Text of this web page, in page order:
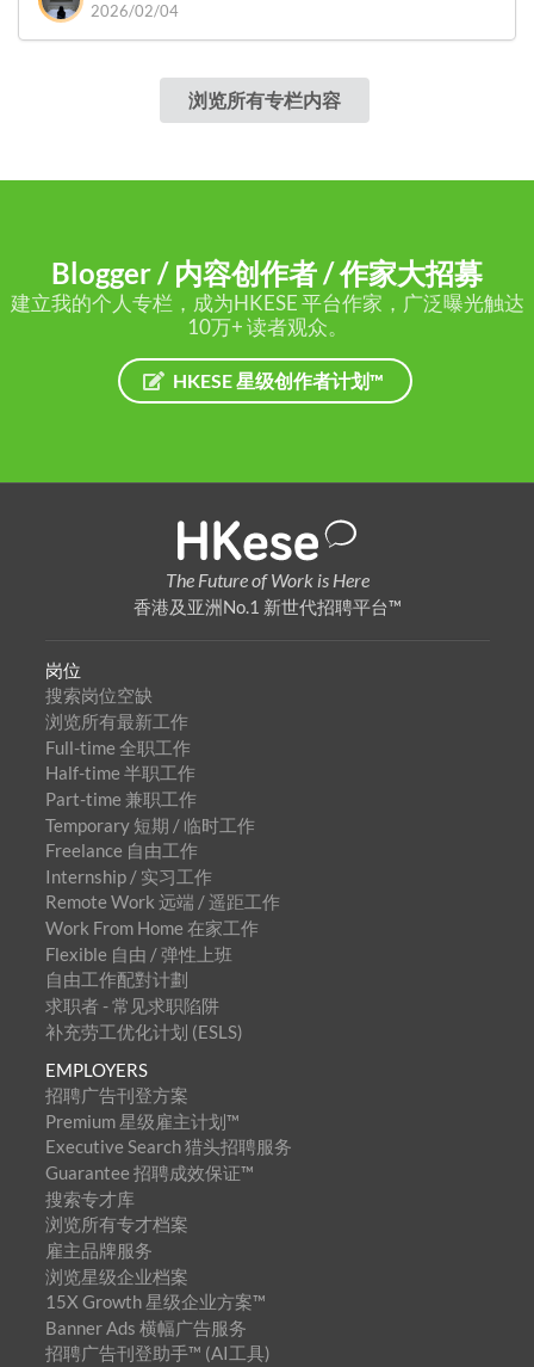
2026/02/04
浏览所有专栏内容
Blogger / 内容创作者 / 作家大招募
建立我的个人专栏，成为HKESE 平台作家，广泛曝光触达
10万+ 读者观众。
HKESE 星级创作者计划™
The Future of Work is Here
香港及亚洲No.1 新世代招聘平台™
岗位
搜索岗位空缺
浏览所有最新工作
Full-time 全职工作
Half-time 半职工作
Part-time 兼职工作
Temporary 短期 / 临时工作
Freelance 自由工作
Internship / 实习工作
Remote Work 远端 / 遥距工作
Work From Home 在家工作
Flexible 自由 / 弹性上班
自由工作配對计劃
求职者 - 常见求职陷阱
补充劳工优化计划 (ESLS)
EMPLOYERS
招聘广告刊登方案
Premium 星级雇主计划™
Executive Search 猎头招聘服务
Guarantee 招聘成效保证™
搜索专才库
浏览所有专才档案
雇主品牌服务
浏览星级企业档案
15X Growth 星级企业方案™
Banner Ads 横幅广告服务
招聘广告刊登助手™ (AI工具)